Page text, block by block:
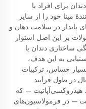
برای افراد با
مینا خود را از سایر
پایدار در سلامت دهان و
بر این اصل استوار
ساختاری دندان یا
به این هدف،
حساس، ترکیبات
در طول فرآیند
هیدروکسی‌آپاتیت — که
— در فرمولاسیون‌های